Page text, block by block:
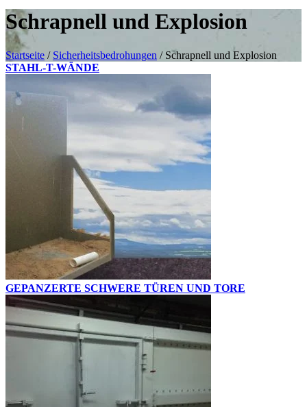
Schrapnell und Explosion
Startseite / Sicherheitsbedrohungen / Schrapnell und Explosion
STAHL-T-WÄNDE
GEPANZERTE SCHWERE TÜREN UND TORE